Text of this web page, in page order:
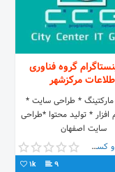
گروه فناوری
مرکزشهر
مارکتینگ * طراحی سایت *
افزار * تولید محتوا *طراحی
سایت اصفهان
کارآفرینی و کسب و کار
9
1k